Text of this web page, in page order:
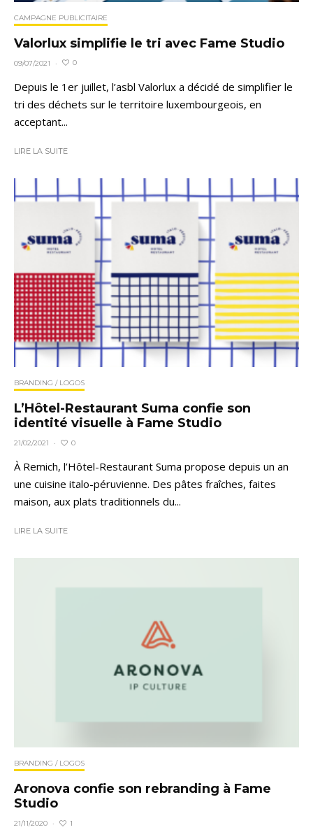
CAMPAGNE PUBLICITAIRE
Valorlux simplifie le tri avec Fame Studio
09/07/2021 · 0
Depuis le 1er juillet, l’asbl Valorlux a décidé de simplifier le
tri des déchets sur le territoire luxembourgeois, en
acceptant...
LIRE LA SUITE
BRANDING / LOGOS
L’Hôtel-Restaurant Suma confie son
identité visuelle à Fame Studio
21/02/2021 · 0
À Remich, l’Hôtel-Restaurant Suma propose depuis un an
une cuisine italo-péruvienne. Des pâtes fraîches, faites
maison, aux plats traditionnels du...
LIRE LA SUITE
BRANDING / LOGOS
Aronova confie son rebranding à Fame
Studio
21/11/2020 · 1